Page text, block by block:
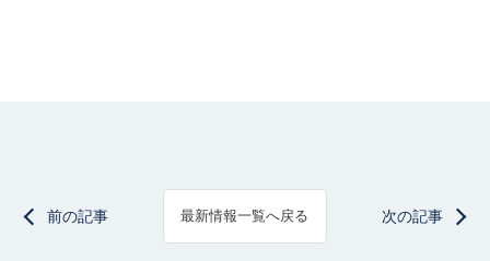
前の記事 最新情報一覧へ戻る 次の記事